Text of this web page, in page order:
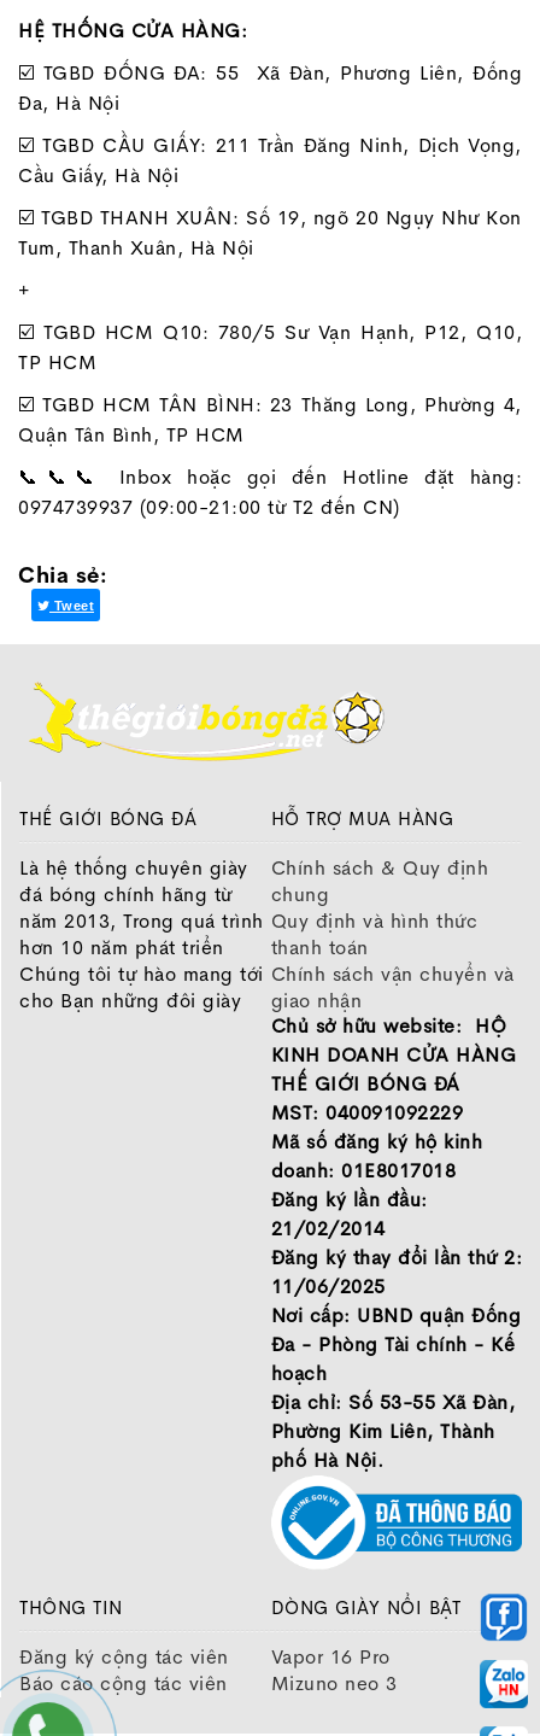
HỆ THỐNG CỬA HÀNG:
☑️ TGBD ĐỐNG ĐA: 55 Xã Đàn, Phương Liên, Đống
Đa, Hà Nội
☑️ TGBD CẦU GIẤY: 211 Trần Đăng Ninh, Dịch Vọng,
Cầu Giấy, Hà Nội
☑️ TGBD THANH XUÂN: Số 19, ngõ 20 Ngụy Như Kon
Tum, Thanh Xuân, Hà Nội
+
☑️ TGBD HCM Q10: 780/5 Sư Vạn Hạnh, P12, Q10,
TP HCM
☑️ TGBD HCM TÂN BÌNH: 23 Thăng Long, Phường 4,
Quận Tân Bình, TP HCM
📞📞📞 Inbox hoặc gọi đến Hotline đặt hàng:
0974739937 (09:00-21:00 từ T2 đến CN)
Chia sẻ:
Tweet
THẾ GIỚI BÓNG ĐÁ
Là hệ thống chuyên giày
đá bóng chính hãng từ
năm 2013, Trong quá trình
hơn 10 năm phát triển
Chúng tôi tự hào mang tới
cho Bạn những đôi giày
HỖ TRỢ MUA HÀNG
Chính sách & Quy định
chung
Quy định và hình thức
thanh toán
Chính sách vận chuyển và
giao nhận
Chính sách bảo hành
Chính sách bảo mật thông
tin
Chủ sở hữu website: HỘ
KINH DOANH CỬA HÀNG
THẾ GIỚI BÓNG ĐÁ
MST: 040091092229
Mã số đăng ký hộ kinh
doanh: 01E8017018
Đăng ký lần đầu:
21/02/2014
Đăng ký thay đổi lần thứ 2:
11/06/2025
Nơi cấp: UBND quận Đống
Đa - Phòng Tài chính - Kế
hoạch
Địa chỉ: Số 53-55 Xã Đàn,
Phường Kim Liên, Thành
phố Hà Nội.
THÔNG TIN
Đăng ký cộng tác viên
Báo cáo cộng tác viên
DÒNG GIÀY NỔI BẬT
Vapor 16 Pro
Mizuno neo 3